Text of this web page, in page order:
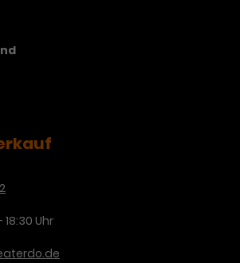
Werbung und
die Wirksamkeit von
18:30 Uhr